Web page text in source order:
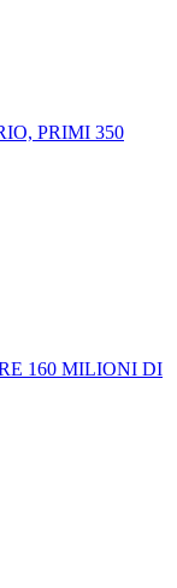
PRIMI 350
160 MILIONI DI